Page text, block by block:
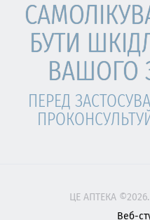
БУТИ
ВАШОГО
ПЕРЕД
ЦЕ АПТЕКА
Веб-